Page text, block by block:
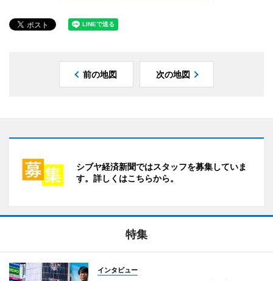
前の地図 次の地図
シブヤ経済新聞ではスタッフを募集していま
す。詳しくはこちらから。
特集
インタビュー